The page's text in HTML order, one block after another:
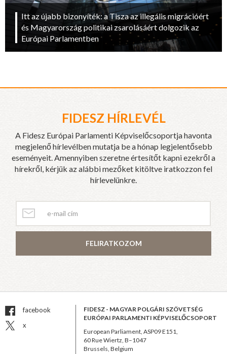
Itt az újabb bizonyíték: a Tisza az illegális migrációért
és Magyarország politikai zsarolásáért dolgozik az
Európai Parlamentben
FIDESZ HÍRLEVÉL
A Fidesz Európai Parlamenti Képviselőcsoportja havonta
megjelenő hírlevélben mutatja be a hónap legjelentősebb
eseményeit. Amennyiben szeretne értesítőt kapni ezekről a
hírekről, kérjük az alábbi mezőket kitöltve iratkozzon fel
hírlevelünkre.
FELIRATKOZOM
facebook
x
FIDESZ - MAGYAR POLGÁRI SZÖVETSÉG
EURÓPAI PARLAMENTI KÉPVISELŐCSOPORT
European Parliament, ASP09 E151,
60 Rue Wiertz, B–1047
Brussels, Belgium